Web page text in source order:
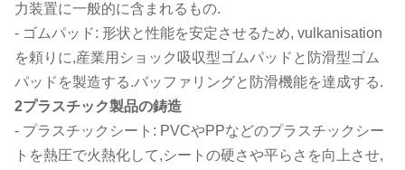
力装置に一般的に含まれるもの.
- ゴムパッド: 形状と性能を安定させるため, vulkanisation
を頼りに,産業用ショック吸収型ゴムパッドと防滑型ゴム
パッドを製造する.バッファリングと防滑機能を達成する.
2プラスチック製品の鋳造
- プラスチックシート: PVCやPPなどのプラスチックシー
トを熱圧で火熱化して,シートの硬さや平らさを向上させ,